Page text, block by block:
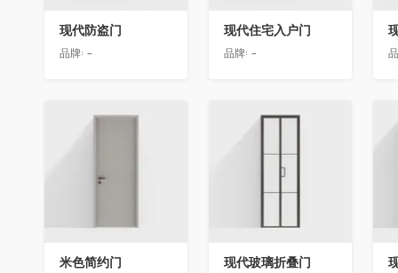
现代防盗门
品牌: -
现代住宅入户门
品牌: -
收藏
米色简约门
收藏
现代玻璃折叠门